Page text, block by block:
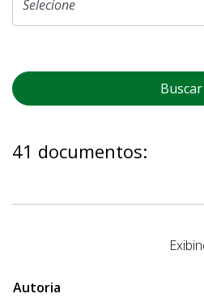
Buscar
41 documentos:
Autoria